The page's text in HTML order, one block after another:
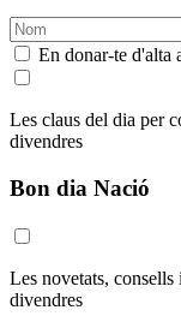
En donar-te d'alta
Les claus del dia per
divendres
Bon dia Nació
Les novetats, consells
divendres